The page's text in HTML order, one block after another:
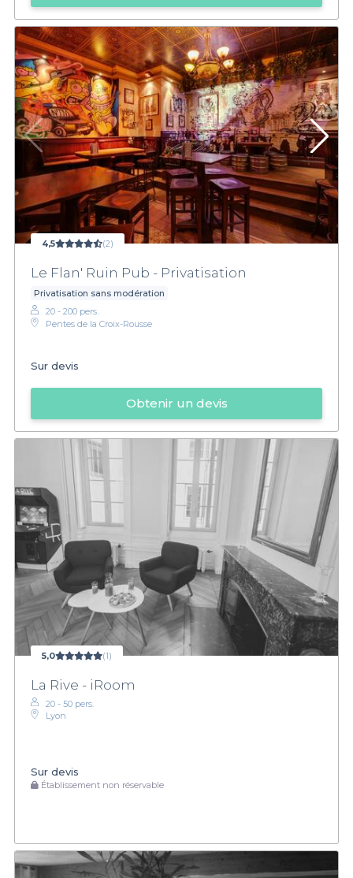
4,5 (2)
Le Flan' Ruin Pub - Privatisation
Privatisation sans modération
20 - 200 pers.
Pentes de la Croix-Rousse
Sur devis
Obtenir un devis
5,0 (1)
La Rive - iRoom
20 - 50 pers.
Lyon
Sur devis
Établissement non réservable